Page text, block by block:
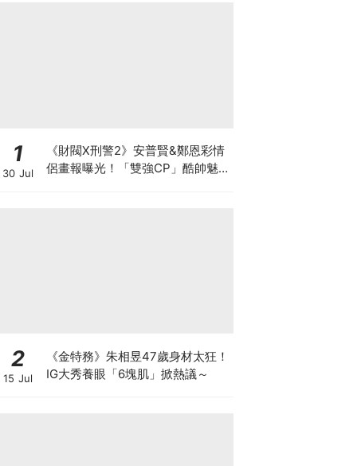
1
30 Jul
《財閥X刑警2》安普賢&鄭恩彩情
侶畫報曝光！「雙強CP」酷帥魅
2
15 Jul
《金特務》朱相昱47歲身材太狂！
IG大秀養眼「6塊肌」掀熱議～